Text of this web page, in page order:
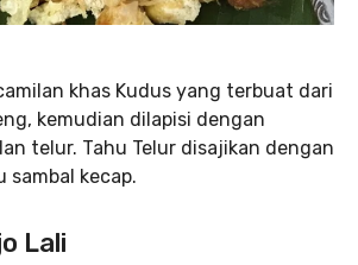
khas Kudus yang terbuat dari
kemudian dilapisi dengan
telur. Tahu Telur disajikan dengan
sambal kecap.
Lali